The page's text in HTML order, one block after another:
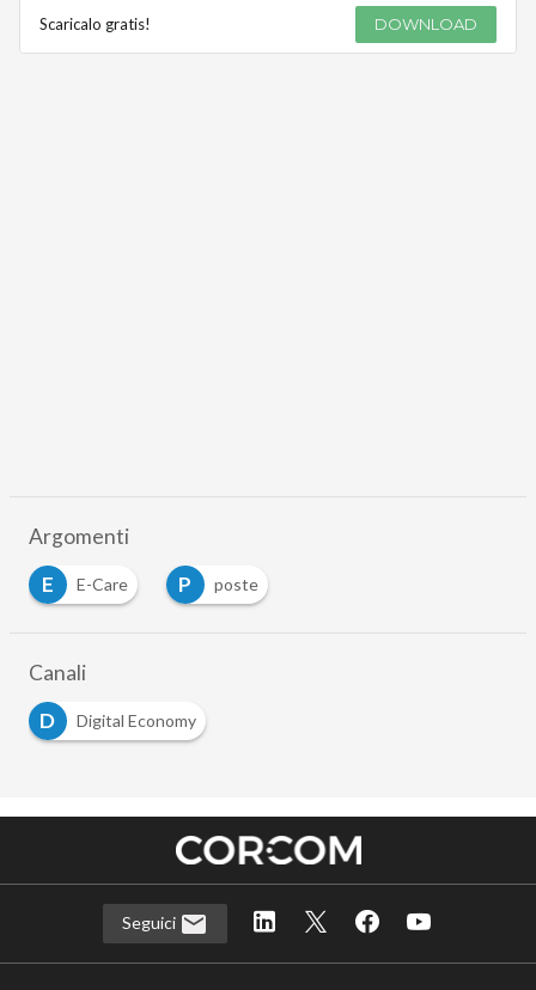
Scaricalo gratis! DOWNLOAD
Argomenti
E
E-Care P poste
Canali
D
Digital Economy
Seguici